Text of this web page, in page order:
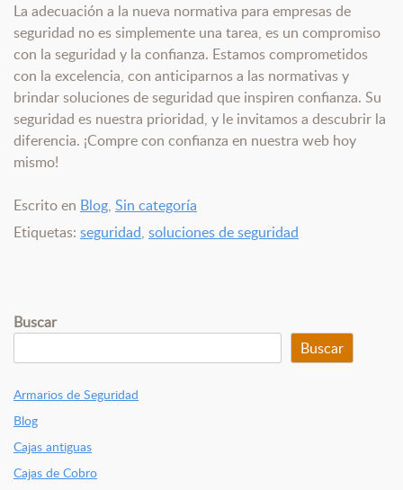
La adecuación a la nueva normativa para empresas de
seguridad no es simplemente una tarea, es un compromiso
con la seguridad y la confianza. Estamos comprometidos
con la excelencia, con anticiparnos a las normativas y
brindar soluciones de seguridad que inspiren confianza. Su
seguridad es nuestra prioridad, y le invitamos a descubrir la
diferencia. ¡Compre con confianza en nuestra web hoy
mismo!
Escrito en Blog, Sin categoría
Etiquetas: seguridad, soluciones de seguridad
Buscar
Buscar
Armarios de Seguridad
Blog
Cajas antiguas
Cajas de Cobro